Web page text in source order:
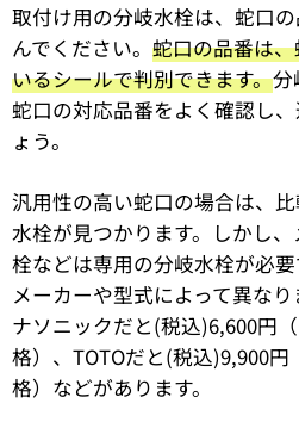
取付け用の分岐水栓は、蛇口
んでください。 蛇口の品番は
いるシールで判別できます。分
蛇口の対応品番をよく確認し
ょう。
汎用性の高い蛇口の場合は、
水栓が見つかります。しかし
栓などは専用の分岐水栓が必
メーカーや型式によって異な
ナソニックだと(税込)6,600円
格）、TOTOだと(税込)9,900円
格）などがあります。